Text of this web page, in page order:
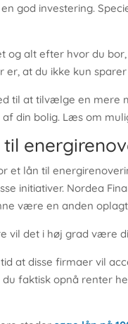
god investering.
og alt efter hvor du
er, at du ikke kun
til at tilvælge en mere
din bolig. Læs om
til
et lån til
initiativer. Nordea
være en anden
vil det i høj grad være
at disse firmaer vil
faktisk opnå renter